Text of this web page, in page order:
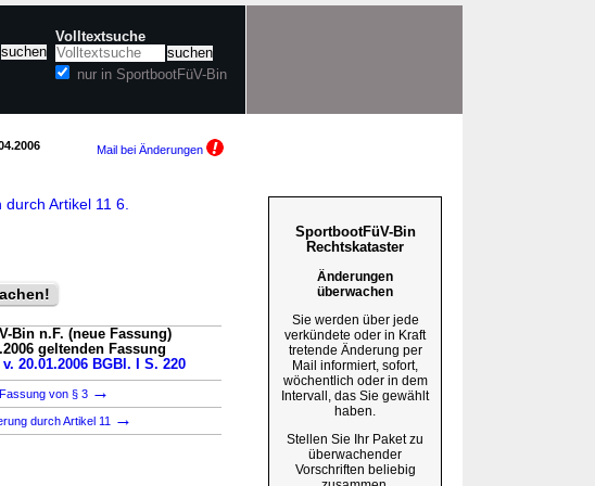
Volltextsuche
nur in SportbootFüV-Bin
Mail bei Änderungen
Artikel 11 6.
Bin n.F. (neue Fassung)
geltenden Fassung
20.01.2006 BGBl. I S. 220
von § 3 →
durch Artikel 11 →
SportbootFüV-Bin
Rechtskataster
Änderungen
überwachen
Sie werden über jede
verkündete oder in Kraft
tretende Änderung per
Mail informiert, sofort,
wöchentlich oder in dem
Intervall, das Sie gewählt
haben.
Stellen Sie Ihr Paket zu
überwachender
Vorschriften beliebig